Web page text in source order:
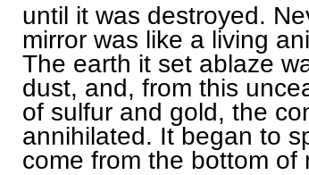
until it was destroyed.
mirror was like a living
The earth it set ablaze
dust, and, from this
of sulfur and gold, the
annihilated. It began to
come from the bottom of